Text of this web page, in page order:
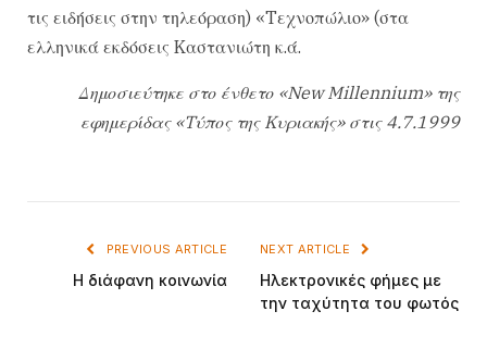
τις ειδήσεις στην τηλεόραση) «Tεχνοπώλιο» (στα
ελληνικά εκδόσεις Kαστανιώτη κ.ά.
Δημοσιεύτηκε στο ένθετο «New Millennium» της
εφημερίδας «Tύπος της Kυριακής» στις 4.7.1999
PREVIOUS ARTICLE
H διάφανη κοινωνία
NEXT ARTICLE
Hλεκτρονικές φήμες με
την ταχύτητα του φωτός